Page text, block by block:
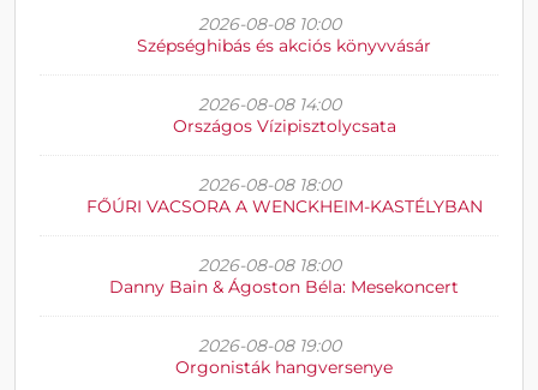
2026-08-08 10:00
Szépséghibás és akciós könyvvásár
2026-08-08 14:00
Országos Vízipisztolycsata
2026-08-08 18:00
FŐÚRI VACSORA A WENCKHEIM-KASTÉLYBAN
2026-08-08 18:00
Danny Bain & Ágoston Béla: Mesekoncert
2026-08-08 19:00
Orgonisták hangversenye